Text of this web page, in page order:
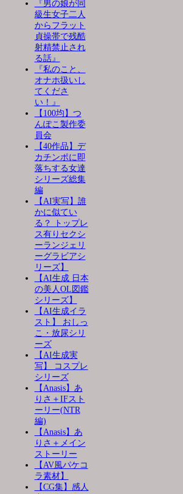
『男の娘が同
級生女子二人
からフラット
貞操帯で残酷
射精禁止され
る話』
『私のこと、
オナホ扱いし
てくださ
い！』
【100均】つ
んぽこ製作委
員会
【40作品】デ
カチンポに即
落ちする女達
シリーズ総集
編
【AI実写】誰
かに似てい
る？ トップレ
ス有りセクシ
ーランジェリ
ーグラビアシ
リーズ】
【AI生成 日本
の美人OL図鑑
シリーズ】
【AI生成イラ
スト】 おしっ
こ・放尿シリ
ーズ
【AI生成実
写】 コスプレ
シリーズ
【Anasis】あ
りさ＋IFスト
ーリー(NTR
編)
【Anasis】あ
りさ＋メイン
ストーリー
【AV風パケコ
ラ素材】
【CG集】感人